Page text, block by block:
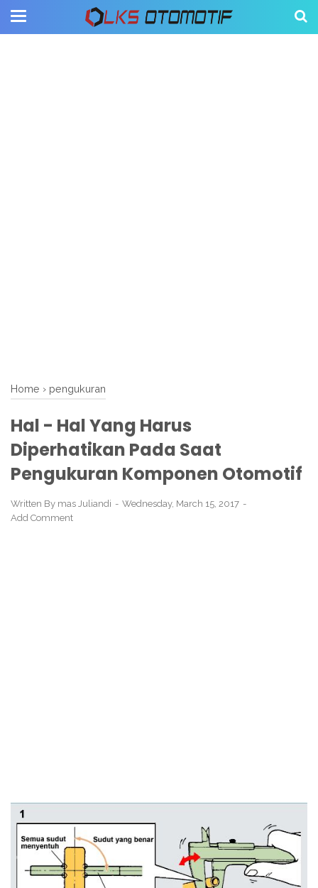
Home › pengukuran
Hal - Hal Yang Harus
Diperhatikan Pada Saat
Pengukuran Komponen Otomotif
Written By mas Juliandi
Wednesday, March 15, 2017
Add Comment